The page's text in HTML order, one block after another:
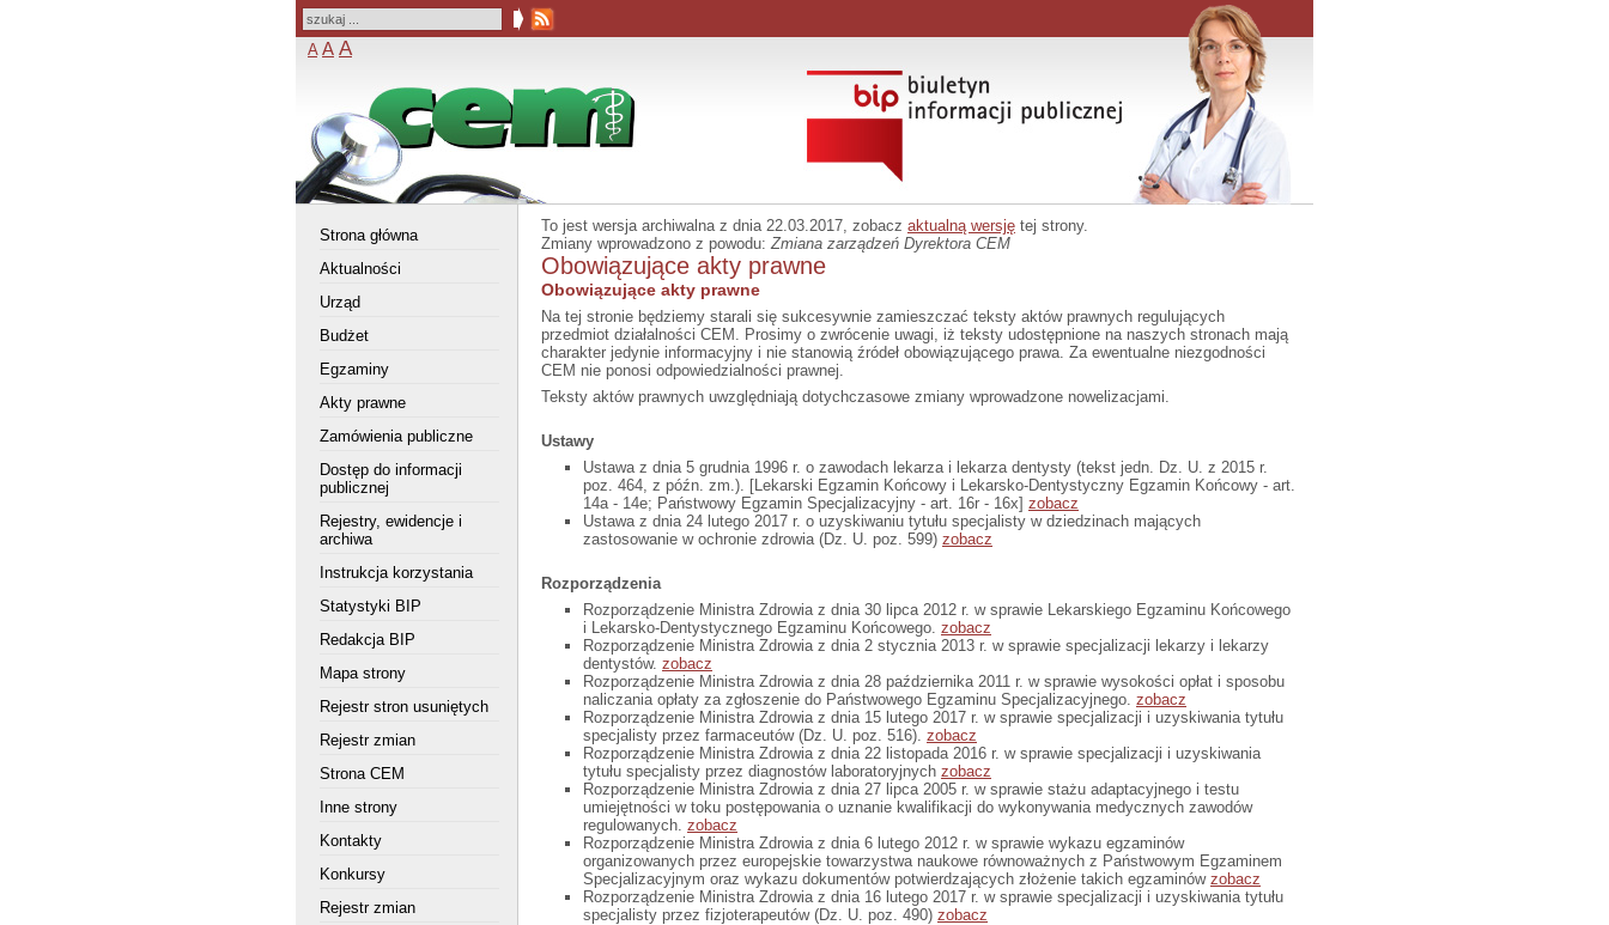
A A A
Strona główna
Aktualności
Urząd
Budżet
Egzaminy
Akty prawne
Zamówienia publiczne
Dostęp do informacji
publicznej
Rejestry, ewidencje i
archiwa
Instrukcja korzystania
Statystyki BIP
Redakcja BIP
Mapa strony
Rejestr stron usuniętych
Rejestr zmian
Strona CEM
Inne strony
Kontakty
Konkursy
Rejestr zmian
To jest wersja archiwalna z dnia 22.03.2017, zobacz aktualną wersję tej strony.
Zmiany wprowadzono z powodu:Zmiana zarządzeń Dyrektora CEM
Obowiązujące akty prawne
Obowiązujące akty prawne
Na tej stronie będziemy starali się sukcesywnie zamieszczać teksty aktów prawnych regulujących
przedmiot działalności CEM. Prosimy o zwrócenie uwagi, iż teksty udostępnione na naszych stronach mają
charakter jedynie informacyjny i nie stanowią źródeł obowiązującego prawa. Za ewentualne niezgodności
CEM nie ponosi odpowiedzialności prawnej.
Teksty aktów prawnych uwzględniają dotychczasowe zmiany wprowadzone nowelizacjami.
Ustawy
Ustawa z dnia 5 grudnia 1996 r. o zawodach lekarza i lekarza dentysty (tekst jedn. Dz. U. z 2015 r.
poz. 464, z późn. zm.). [Lekarski Egzamin Końcowy i Lekarsko-Dentystyczny Egzamin Końcowy - art.
14a - 14e; Państwowy Egzamin Specjalizacyjny - art. 16r - 16x] zobacz
Ustawa z dnia 24 lutego 2017 r. o uzyskiwaniu tytułu specjalisty w dziedzinach mających
zastosowanie w ochronie zdrowia (Dz. U. poz. 599) zobacz
Rozporządzenia
Rozporządzenie Ministra Zdrowia z dnia 30 lipca 2012 r. w sprawie Lekarskiego Egzaminu Końcowego
i Lekarsko-Dentystycznego Egzaminu Końcowego. zobacz
Rozporządzenie Ministra Zdrowia z dnia 2 stycznia 2013 r. w sprawie specjalizacji lekarzy i lekarzy
dentystów. zobacz
Rozporządzenie Ministra Zdrowia z dnia 28 października 2011 r. w sprawie wysokości opłat i sposobu
naliczania opłaty za zgłoszenie do Państwowego Egzaminu Specjalizacyjnego. zobacz
Rozporządzenie Ministra Zdrowia z dnia 15 lutego 2017 r. w sprawie specjalizacji i uzyskiwania tytułu
specjalisty przez farmaceutów (Dz. U. poz. 516). zobacz
Rozporządzenie Ministra Zdrowia z dnia 22 listopada 2016 r. w sprawie specjalizacji i uzyskiwania
tytułu specjalisty przez diagnostów laboratoryjnych zobacz
Rozporządzenie Ministra Zdrowia z dnia 27 lipca 2005 r. w sprawie stażu adaptacyjnego i testu
umiejętności w toku postępowania o uznanie kwalifikacji do wykonywania medycznych zawodów
regulowanych. zobacz
Rozporządzenie Ministra Zdrowia z dnia 6 lutego 2012 r. w sprawie wykazu egzaminów
organizowanych przez europejskie towarzystwa naukowe równoważnych z Państwowym Egzaminem
Specjalizacyjnym oraz wykazu dokumentów potwierdzających złożenie takich egzaminów zobacz
Rozporządzenie Ministra Zdrowia z dnia 16 lutego 2017 r. w sprawie specjalizacji i uzyskiwania tytułu
specjalisty przez fizjoterapeutów (Dz. U. poz. 490) zobacz